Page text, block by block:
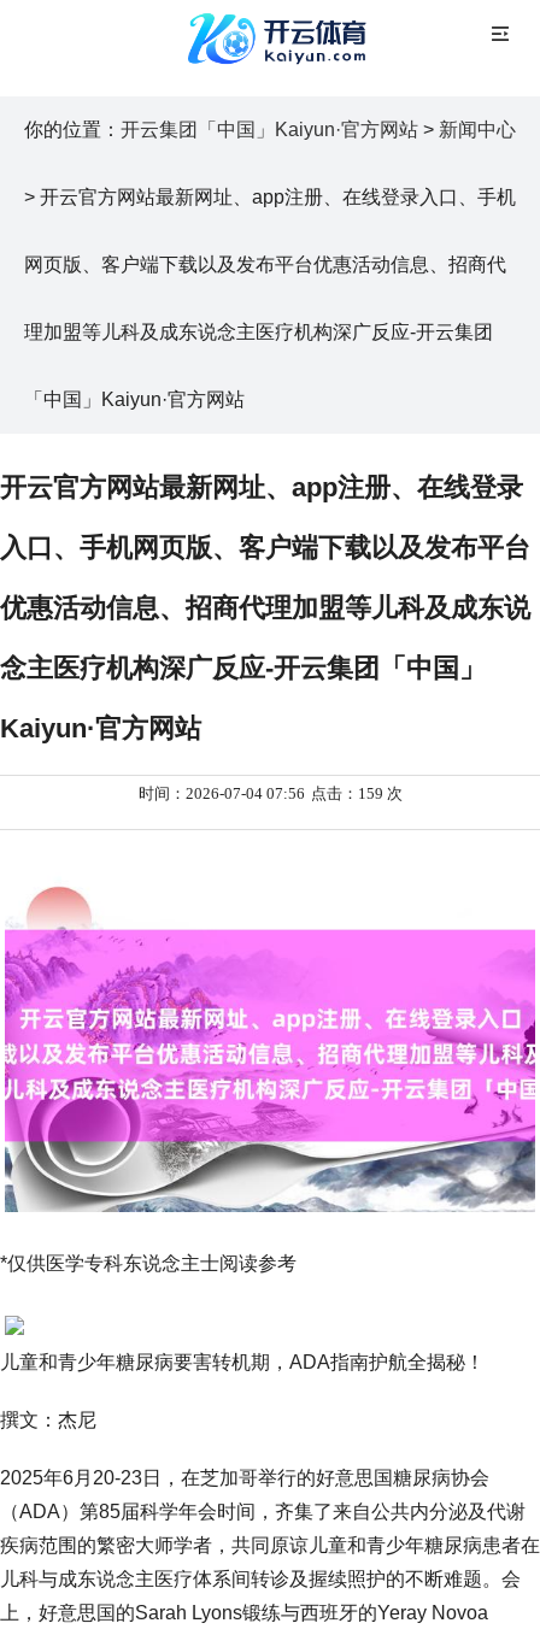
你的位置： 开云集团「中国」Kaiyun·官方网站 > 新闻中心
> 开云官方网站最新网址、app注册、在线登录入口、手机
网页版、客户端下载以及发布平台优惠活动信息、招商代
理加盟等儿科及成东说念主医疗机构深广反应-开云集团
「中国」Kaiyun·官方网站
开云官方网站最新网址、app注册、在线登录
入口、手机网页版、客户端下载以及发布平台
优惠活动信息、招商代理加盟等儿科及成东说
念主医疗机构深广反应-开云集团「中国」
Kaiyun·官方网站
时间：2026-07-04 07:56 点击：159 次
*仅供医学专科东说念主士阅读参考
儿童和青少年糖尿病要害转机期，ADA指南护航全揭秘！
撰文：杰尼
2025年6月20-23日，在芝加哥举行的好意思国糖尿病协会
（ADA）第85届科学年会时间，齐集了来自公共内分泌及代谢
疾病范围的繁密大师学者，共同原谅儿童和青少年糖尿病患者在
儿科与成东说念主医疗体系间转诊及握续照护的不断难题。会
上，好意思国的Sarah Lyons锻练与西班牙的Yeray Novoa